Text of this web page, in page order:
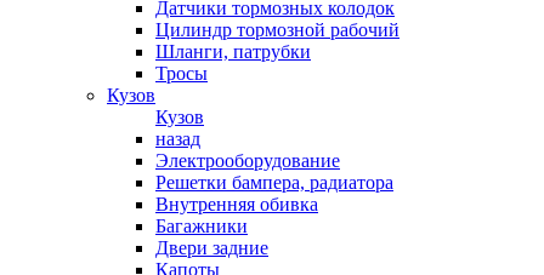
Датчики тормозных колодок
Цилиндр тормозной рабочий
Шланги, патрубки
Тросы
Кузов
Кузов
назад
Электрооборудование
Решетки бампера, радиатора
Внутренняя обивка
Багажники
Двери задние
Капоты